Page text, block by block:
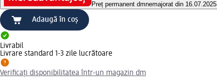
Preț permanent dmnemajorat din 16.07.2025
Adaugă în coș
Livrabil
Livrare standard 1-3 zile lucrătoare
Verificați disponibilitatea într-un magazin dm